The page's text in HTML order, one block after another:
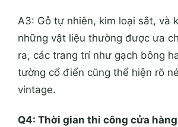
A3: Gỗ tự nhiên, kim loại sắt, và
những vật liệu thường được ưa
ra, các trang trí như gạch bông
tường cổ điển cũng thể hiện rõ
vintage.
Q4: Thời gian thi công cửa